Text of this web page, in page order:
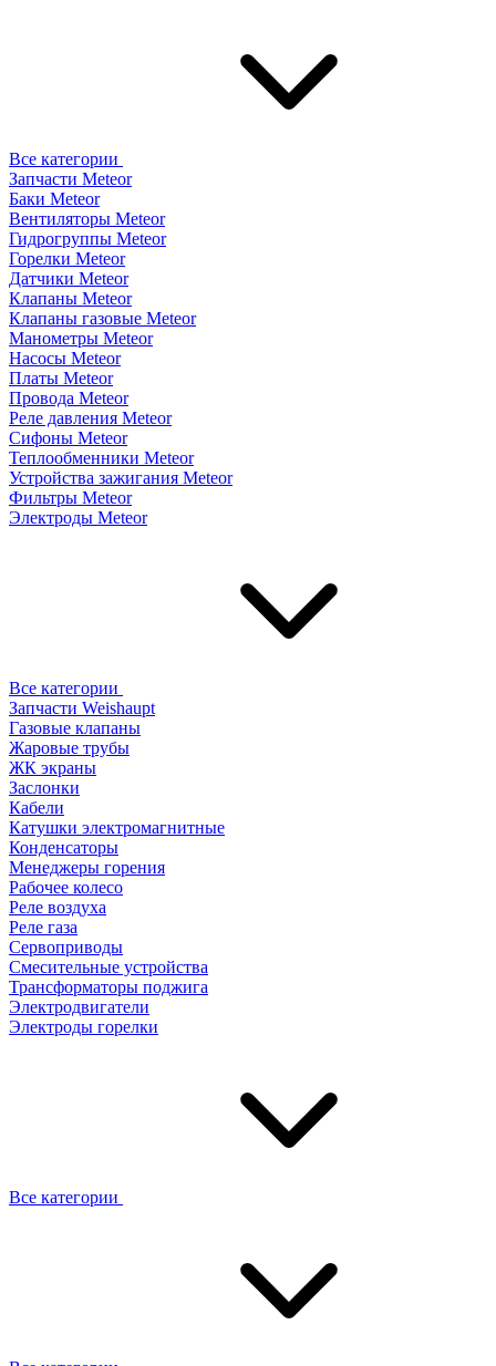
Все категории
Запчасти Meteor
Баки Meteor
Вентиляторы Meteor
Гидрогруппы Meteor
Горелки Meteor
Датчики Meteor
Клапаны Meteor
Клапаны газовые Meteor
Манометры Meteor
Насосы Meteor
Платы Meteor
Провода Meteor
Реле давления Meteor
Сифоны Meteor
Теплообменники Meteor
Устройства зажигания Meteor
Фильтры Meteor
Электроды Meteor
Все категории
Запчасти Weishaupt
Газовые клапаны
Жаровые трубы
ЖК экраны
Заслонки
Кабели
Катушки электромагнитные
Конденсаторы
Менеджеры горения
Рабочее колесо
Реле воздухa
Реле газа
Сервоприводы
Смесительные устройства
Трансформаторы поджига
Электродвигатели
Электроды горелки
Все категории